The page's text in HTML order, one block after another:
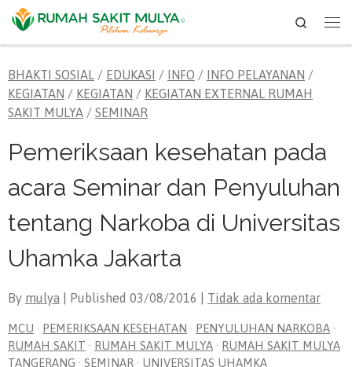
Skip to content
Search
BHAKTI SOSIAL / EDUKASI / INFO / INFO PELAYANAN /
KEGIATAN / KEGIATAN / KEGIATAN EXTERNAL RUMAH
SAKIT MULYA / SEMINAR
Pemeriksaan kesehatan pada
acara Seminar dan Penyuluhan
tentang Narkoba di Universitas
Uhamka Jakarta
By mulya | Published 03/08/2016 Tidak ada komentar
MCU · PEMERIKSAAN KESEHATAN · PENYULUHAN NARKOBA ·
RUMAH SAKIT · RUMAH SAKIT MULYA · RUMAH SAKIT MULYA
TANGERANG · SEMINAR · UNIVERSITAS UHAMKA